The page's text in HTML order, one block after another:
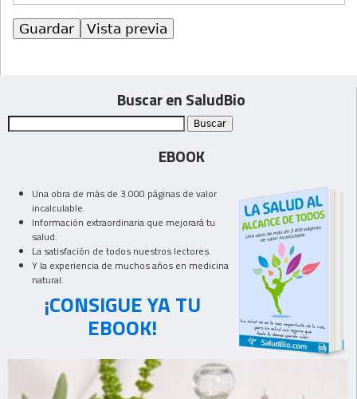
Buscar en SaludBio
EBOOK
Una obra de más de 3.000 páginas de valor
incalculable.
Información extraordinaria que mejorará tu
salud.
La satisfación de todos nuestros lectores.
Y la experiencia de muchos años en medicina
natural.
¡CONSIGUE YA TU
EBOOK!